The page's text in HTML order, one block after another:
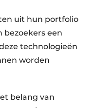
uit hun portfolio
bezoekers een
technologieën
worden
belang van